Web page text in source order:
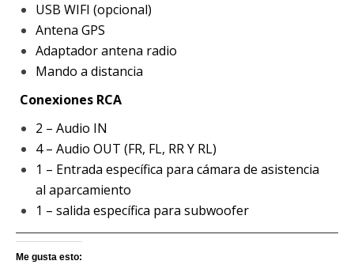
USB WIFI (opcional)
Antena GPS
Adaptador antena radio
Mando a distancia
Conexiones RCA
2 – Audio IN
4 – Audio OUT (FR, FL, RR Y RL)
1 – Entrada específica para cámara de asistencia
al aparcamiento
1 – salida específica para subwoofer
Me gusta esto: